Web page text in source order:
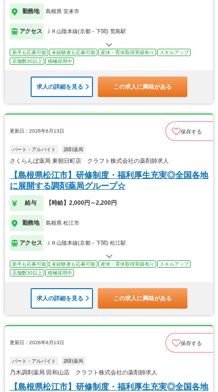
勤務地 島根県 安来市
アクセス ＪＲ山陰本線(京都－下関) 荒島駅
新卒も応募可能 未経験者も応募可能 産休・育休取得実績有り
スキルアップ
店舗数30以上
積極採用中
求人の詳細を見る この求人に興味がある
更新日：2026年6月13日 保存する
パート・アルバイト 調剤薬局
さくらんぼ薬局 東朝日町店 クラフト株式会社の薬剤師求人
【島根県松江市】研修制度・福利厚生充実◎全国各地
に展開する調剤薬局グループ☆
給与 【時給】2,000円～2,200円
勤務地 島根県 松江市
アクセス ＪＲ山陰本線(京都－下関) 松江駅
新卒も応募可能 未経験者も応募可能 産休・育休取得実績有り
スキルアップ
店舗数30以上
積極採用中
求人の詳細を見る この求人に興味がある
更新日：2026年6月13日 保存する
パート・アルバイト 調剤薬局
乃木調剤薬局 田和山店 クラフト株式会社の薬剤師求人
【島根県松江市】研修制度・福利厚生充実◎全国各地